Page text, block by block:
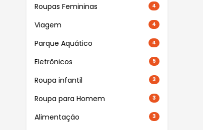
Roupas Femininas 4
Viagem 4
Parque Aquático 4
Eletrônicos 5
Roupa infantil 3
Roupa para Homem 3
Alimentação 3